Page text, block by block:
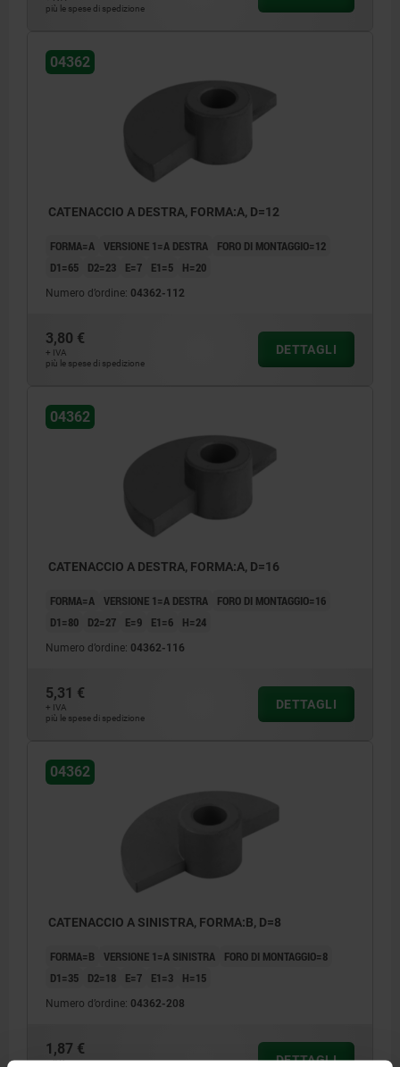
più le spese di spedizione
04362
CATENACCIO A DESTRA, FORMA:A, D=12
FORMA=A VERSIONE 1=A DESTRA
FORO DI MONTAGGIO=12
D1=65
D2=23 E=7 E1=5 H=20
Numero d’ordine: 04362-112
3,80 €
+ IVA
più le spese di spedizione
DETTAGLI
04362
CATENACCIO A DESTRA, FORMA:A, D=16
FORMA=A VERSIONE 1=A DESTRA
FORO DI MONTAGGIO=16
D1=80
D2=27 E=9 E1=6 H=24
Numero d’ordine: 04362-116
5,31 €
+ IVA
più le spese di spedizione
DETTAGLI
04362
CATENACCIO A SINISTRA, FORMA:B, D=8
FORMA=B VERSIONE 1=A SINISTRA
FORO DI MONTAGGIO=8
D1=35
D2=18 E=7 E1=3 H=15
Numero d’ordine: 04362-208
1,87 €
+ IVA DETTAGLI